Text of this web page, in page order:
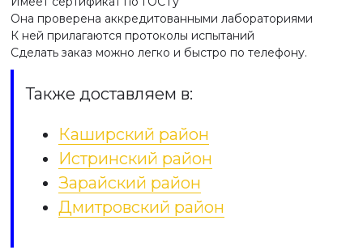
Она проверена аккредитованными лабораториями
К ней прилагаются протоколы испытаний
Сделать заказ можно легко и быстро по телефону.
Также доставляем в:
Каширский район
Истринский район
Зарайский район
Дмитровский район